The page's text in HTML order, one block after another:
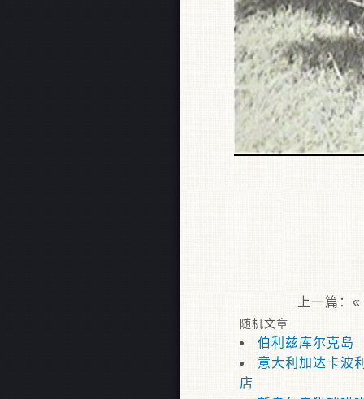
上一篇：«
随机文章
伯利兹库尔克岛
意大利加达卡波
店